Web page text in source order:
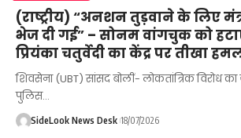
(राष्ट्रीय) “अनशन तुड़वाने के लिए
भेज दी गई” – सोनम वांगचुक को
प्रियंका चतुर्वेदी का केंद्र पर तीखा
शिवसेना (UBT) सांसद बोलीं- लोकतांत्रिक विरोध
पुलिस…
SideLook News Desk 18/07/2026